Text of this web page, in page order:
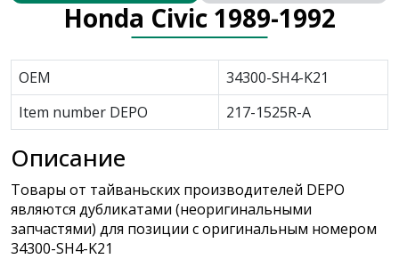
Honda Civic 1989-1992
OEM
34300-SH4-K21
Item number DEPO
217-1525R-A
Описание
Товары от тайваньских производителей DEPO
являются дубликатами (неоригинальными
запчастями) для позиции с оригинальным номером
34300-SH4-K21